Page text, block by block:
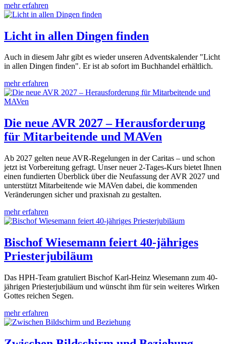
mehr erfahren
Licht in allen Dingen finden
Auch in diesem Jahr gibt es wieder unseren Adventskalender "Licht
in allen Dingen finden". Er ist ab sofort im Buchhandel erhältlich.
mehr erfahren
Die neue AVR 2027 – Herausforderung
für Mitarbeitende und MAVen
Ab 2027 gelten neue AVR-Regelungen in der Caritas – und schon
jetzt ist Vorbereitung gefragt. Unser neuer 2-Tages-Kurs bietet Ihnen
einen fundierten Überblick über die Neufassung der AVR 2027 und
unterstützt Mitarbeitende wie MAVen dabei, die kommenden
Veränderungen sicher und praxisnah zu gestalten.
mehr erfahren
Bischof Wiesemann feiert 40-jähriges
Priesterjubiläum
Das HPH-Team gratuliert Bischof Karl-Heinz Wiesemann zum 40-
jährigen Priesterjubiläum und wünscht ihm für sein weiteres Wirken
Gottes reichen Segen.
mehr erfahren